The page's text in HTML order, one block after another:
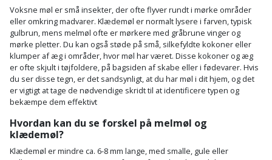
Lofttrapper
Murbinder
Murpap
og
murfolie
Mursten
Kniv
og
hobbykniv
Koben
Kridtsnor
Lærlingesæt
Landmålerstok
Dyksav
Excentersliber
Excenterslibertilbehør
Fedtsprøjte
Flamingoskærer
Vertikalskærer
/
mosfjerner
Vinduesvasker
have
Fuglefoderhus
Garderobe
opbevaring
Gavekort
Grill
Voksne møl er små insekter, der ofte flyver rundt i mørke områder
eller omkring madvarer. Klædemøl er normalt lysere i farven, typisk
gulbrun, mens melmøl ofte er mørkere med gråbrune vinger og
mørke pletter. Du kan også støde på små, silkefyldte kokoner eller
klumper af æg i områder, hvor møl har været. Disse kokoner og æg
er ofte skjult i tøjfoldere, på bagsiden af skabe eller i fødevarer. Hvis
du ser disse tegn, er det sandsynligt, at du har møl i dit hjem, og det
er vigtigt at tage de nødvendige skridt til at identificere typen og
bekæmpe dem effektivt
Hvordan kan du se forskel på melmøl og
klædemøl?
Klædemøl er mindre ca. 6-8 mm lange, med smalle, gule eller